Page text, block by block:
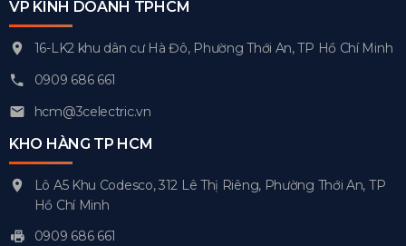
VP KINH DOANH TPHCM
16-LK2 khu dân cư Hà Đô, Phường Thới An, TP Hồ Chí Minh
0909 686 661
hcm@3celectric.vn
KHO HÀNG TP HCM
Lô A5 Khu Codesco, 312 Lê Thị Riêng, Phường Thới An, TP
Hồ Chí Minh
0909 686 661